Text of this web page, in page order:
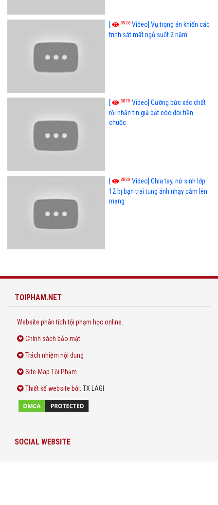
[ 3926 Video] Vụ trọng án khiến các
trinh sát mất ngủ suốt 2 năm
[ 3875 Video] Cưỡng bức xác chết
rồi nhắn tin giả bắt cóc đòi tiền
chuộc
[ 3830 Video] Chia tay, nữ sinh lớp
12 bị bạn trai tung ảnh nhạy cảm lên
mạng
TOIPHAM.NET
Website phân tích tội phạm học online.
Chính sách bảo mật
Trách nhiệm nội dung
Site-Map Tội Phạm
Thiết kế website bởi: TX LAGI
SOCIAL WEBSITE